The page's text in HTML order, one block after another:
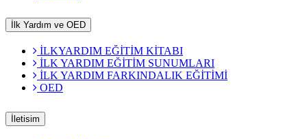
İlk Yardım ve OED
İLKYARDIM EĞİTİM KİTABI
İLK YARDIM EĞİTİM SUNUMLARI
İLK YARDIM FARKINDALIK EĞİTİMİ
OED
İletisim